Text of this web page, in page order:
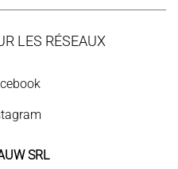
LES RÉSEAUX
SRL